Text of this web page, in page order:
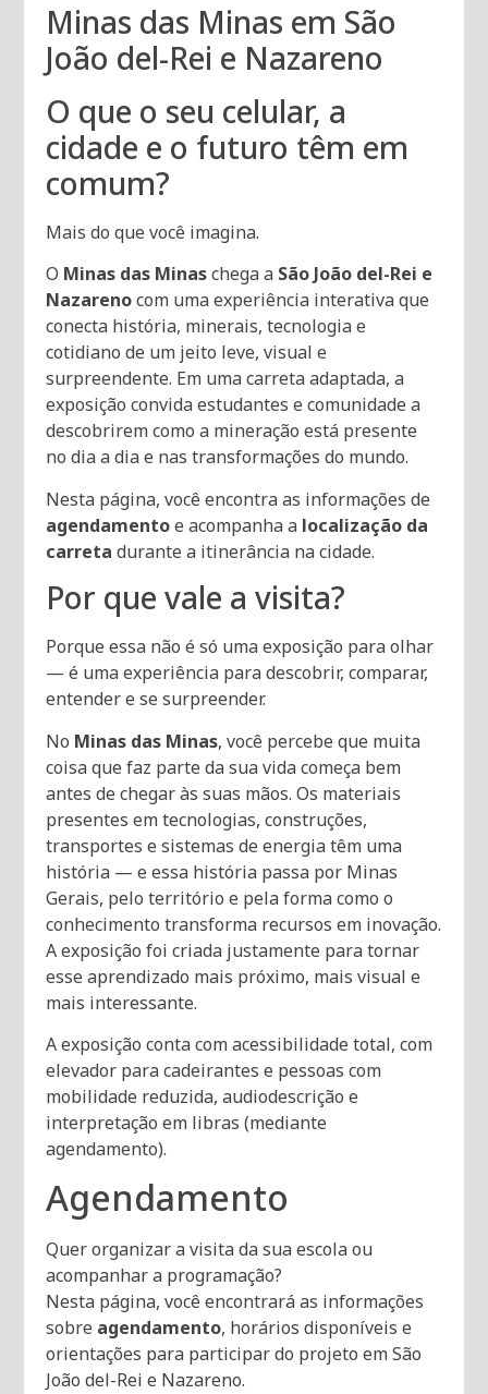
Minas das Minas em São
João del-Rei e Nazareno
O que o seu celular, a
cidade e o futuro têm em
comum?
Mais do que você imagina.
O Minas das Minaschega a São João del-Rei e
Nazarenocom uma experiência interativa que
conecta história, minerais, tecnologia e
cotidiano de um jeito leve, visual e
surpreendente. Em uma carreta adaptada, a
exposição convida estudantes e comunidade a
descobrirem como a mineração está presente
no dia a dia e nas transformações do mundo.
Nesta página, você encontra as informações de
agendamentoe acompanha a localização da
carreta durante a itinerância na cidade.
Por que vale a visita?
Porque essa não é só uma exposição para olhar
— é uma experiência para descobrir, comparar,
entender e se surpreender.
No Minas das Minas, você percebe que muita
coisa que faz parte da sua vida começa bem
antes de chegar às suas mãos. Os materiais
presentes em tecnologias, construções,
transportes e sistemas de energia têm uma
história — e essa história passa por Minas
Gerais, pelo território e pela forma como o
conhecimento transforma recursos em inovação.
A exposição foi criada justamente para tornar
esse aprendizado mais próximo, mais visual e
mais interessante.
A exposição conta com acessibilidade total, com
elevador para cadeirantes e pessoas com
mobilidade reduzida, audiodescrição e
interpretação em libras (mediante
agendamento).
Agendamento
Quer organizar a visita da sua escola ou
acompanhar a programação?
Nesta página, você encontrará as informações
sobre agendamento, horários disponíveis e
orientações para participar do projeto em São
João del-Rei e Nazareno.